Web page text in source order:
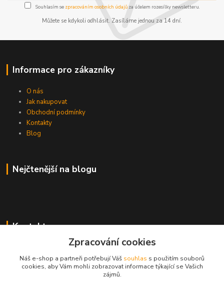
Souhlasím se zpracováním osobních údajůza účelem rozesílky newsletteru.
Můžete se kdykoli odhlásit. Zasíláme jednou za 14 dní.
Informace pro zákazníky
O nás
Jak nakupovat
Obchodní podmínky
Kontakty
Blog
Nejčtenější na blogu
Kontakty
+420 739 016 794
rokaho@seznam.cz
Zpracování cookies
Náš e-shop a partneři potřebují Váš souhlas s použitím souborů
cookies, aby Vám mohli zobrazovat informace týkající se Vašich
zájmů.